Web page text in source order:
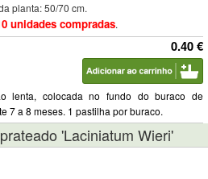
planta: 50/70 cm.
unidades compradas.
0.40 €
lenta, colocada no fundo do buraco de
7 a 8 meses. 1 pastilha por buraco.
'Laciniatum Wieri'